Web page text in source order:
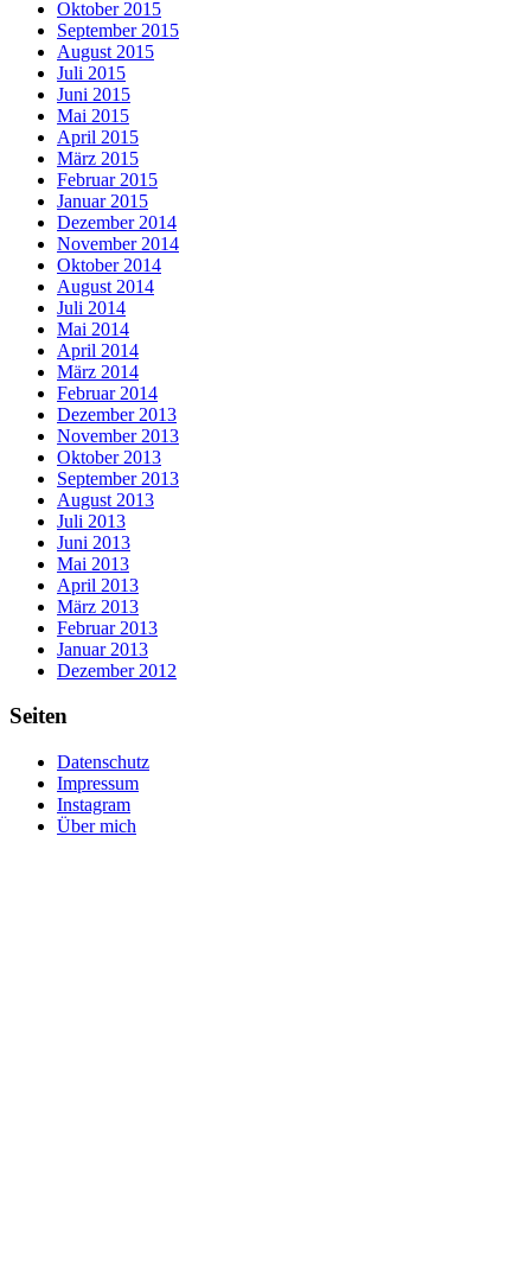
Oktober 2015
September 2015
August 2015
Juli 2015
Juni 2015
Mai 2015
April 2015
März 2015
Februar 2015
Januar 2015
Dezember 2014
November 2014
Oktober 2014
August 2014
Juli 2014
Mai 2014
April 2014
März 2014
Februar 2014
Dezember 2013
November 2013
Oktober 2013
September 2013
August 2013
Juli 2013
Juni 2013
Mai 2013
April 2013
März 2013
Februar 2013
Januar 2013
Dezember 2012
Seiten
Datenschutz
Impressum
Instagram
Über mich